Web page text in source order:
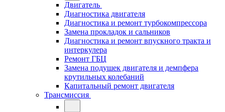
Двигатель
Диагностика двигателя
Диагностика и ремонт турбокомпрессора
Замена прокладок и сальников
Диагностика и ремонт впускного тракта и
интеркулера
Ремонт ГБЦ
Замена подушек двигателя и демпфера
крутильных колебаний
Капитальный ремонт двигателя
Трансмиссия